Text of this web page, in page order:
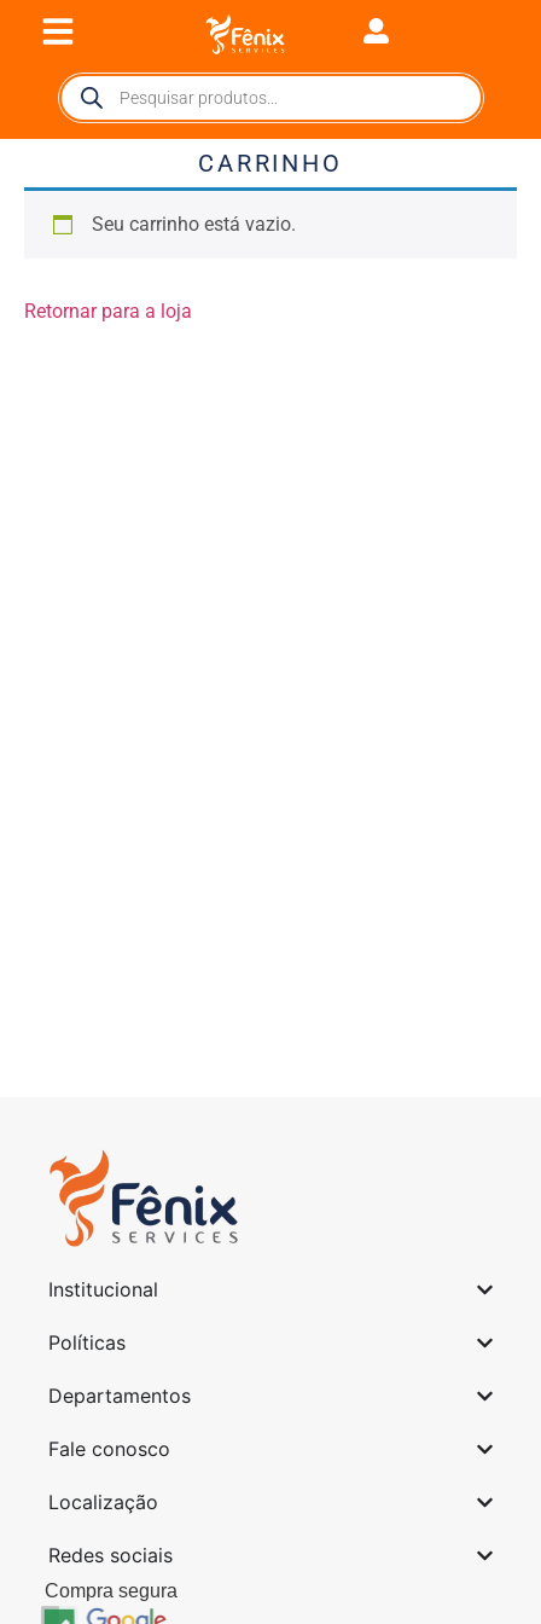
CARRINHO
Seu carrinho está vazio.
Retornar para a loja
Institucional
Políticas
Departamentos
Fale conosco
Localização
Redes sociais
Compra segura